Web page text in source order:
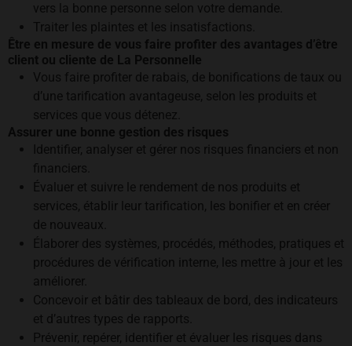
vers la bonne personne selon votre demande.
Traiter les plaintes et les insatisfactions.
Être en mesure de vous faire profiter des avantages d’être
client ou cliente de La Personnelle
Vous faire profiter de rabais, de bonifications de taux ou
d’une tarification avantageuse, selon les produits et
services que vous détenez.
Assurer une bonne gestion des risques
Identifier, analyser et gérer nos risques financiers et non
financiers.
Évaluer et suivre le rendement de nos produits et
services, établir leur tarification, les bonifier et en créer
de nouveaux.
Élaborer des systèmes, procédés, méthodes, pratiques et
procédures de vérification interne, les mettre à jour et les
améliorer.
Concevoir et bâtir des tableaux de bord, des indicateurs
et d’autres types de rapports.
Prévenir, repérer, identifier et évaluer les risques dans